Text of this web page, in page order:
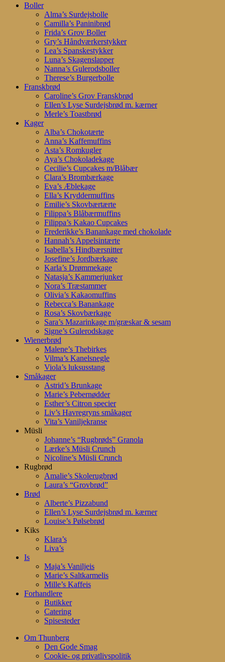
Close
Boller
Alma’s Surdejsbolle
Camilla’s Paninibrød
Frida’s Grov Boller
Gry’s Håndværkerstykker
Lea’s Spanskestykker
Luna’s Skagenslapper
Nanna’s Gulerodsboller
Therese’s Burgerbolle
Franskbrød
Caroline’s Grov Franskbrød
Ellen’s Lyse Surdejsbrød m. kærner
Merle’s Toastbrød
Kager
Alba’s Chokotærte
Anna’s Kaffemuffins
Asta’s Romkugler
Aya’s Chokoladekage
Cecilie’s Cupcakes m/Blåbær
Clara’s Brombærkage
Eva’s Æblekage
Ella’s Kryddermuffins
Emilie’s Skovbærtærte
Filippa’s Blåbærmuffins
Filippa’s Kakao Cupcakes
Frederikke’s Banankage med chokolade
Hannah’s Appelsintærte
Isabella’s Hindbærsnitter
Josefine’s Jordbærkage
Karla’s Drømmekage
Natasja’s Kammerjunker
Nora’s Træstammer
Olivia’s Kakaomuffins
Rebecca’s Banankage
Rosa’s Skovbærkage
Sara’s Mazarinkage m/græskar & sesam
Signe’s Gulerodskage
Wienerbrød
Malene’s Thebirkes
Vilma’s Kanelsnegle
Viola’s luksusstang
Småkager
Astrid’s Brunkage
Marie’s Pebernødder
Esther’s Citron specier
Liv’s Havregryns småkager
Vita’s Vaniljekranse
Müsli
Johanne’s “Rugbrøds” Granola
Lærke’s Müsli Crunch
Nicoline’s Müsli Crunch
Rugbrød
Amalie’s Skolerugbrød
Laura’s “Grovbrød”
Brød
Alberte’s Pizzabund
Ellen’s Lyse Surdejsbrød m. kærner
Louise’s Pølsebrød
Kiks
Klara’s
Liva’s
Is
Maja’s Vaniljeis
Marie’s Saltkarmelis
Mille’s Kaffeis
Forhandlere
Butikker
Catering
Spisesteder
Om Thunberg
Den Gode Smag
Cookie- og privatlivspolitik